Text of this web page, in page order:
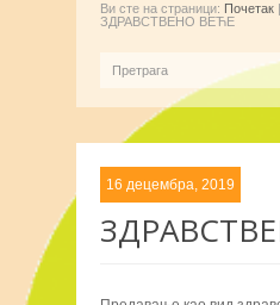
Ви сте на страници: Почетак |
ЗДРАВСТВЕНО ВЕЋЕ
16 децембра, 2019